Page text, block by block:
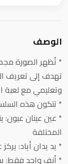
الوصف
* تُظهر الصورة
تهدف إلى تعريف
وتعليمي مع لعبة
* تتكون هذه
* عين عينان عيون:
المختلفة
* يد يدان أياد:
* أنف واحد فقط: